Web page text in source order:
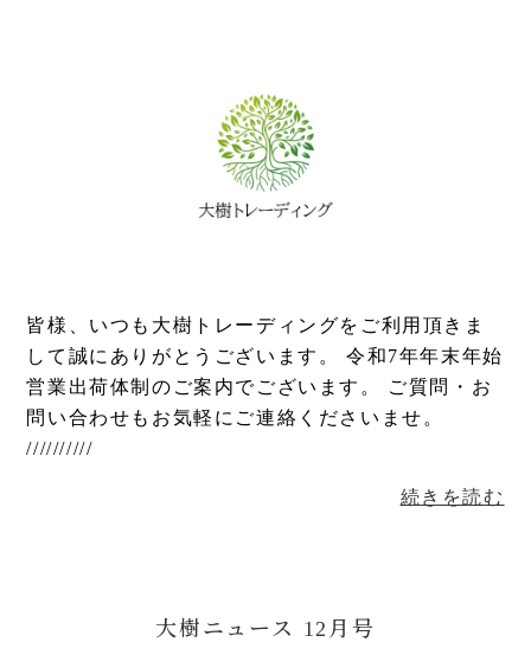
皆様、いつも大樹トレーディングをご利用頂きま
して誠にありがとうございます。 令和7年年末年始
営業出荷体制のご案内でございます。 ご質問・お
問い合わせもお気軽にご連絡くださいませ。
//////////
続きを読む
大樹ニュース 12月号